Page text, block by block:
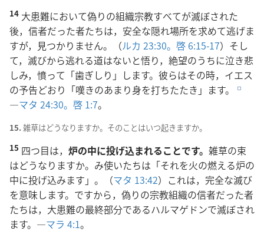
14 大患難において偽りの組織宗教すべてが滅ぼされた
後，信者だった者たちは，安全な隠れ場所を求めて逃げま
すが，見つかりません。（ルカ 23:30。 啓 6:15-17）そし
て，滅びから逃れる道はないと悟り，絶望のうちに泣き悲
しみ，憤って「歯ぎしり」します。彼らはその時，イエス
の予告どおり「嘆きのあまり身を打ちたたき」ます。
e
―マタ 24:30。 啓 1:7。
15.雑草はどうなりますか。そのことはいつ起きますか。
15 四つ目は， 炉の中に投げ込まれることです。 雑草の束
はどうなりますか。み使いたちは「それを火の燃える炉の
中に投げ込みます」。（マタ 13:42）これは，完全な滅び
を意味します。ですから，偽りの宗教組織の信者だった者
たちは，大患難の最終部分であるハルマゲドンで滅ぼされ
ます。―マラ 4:1。